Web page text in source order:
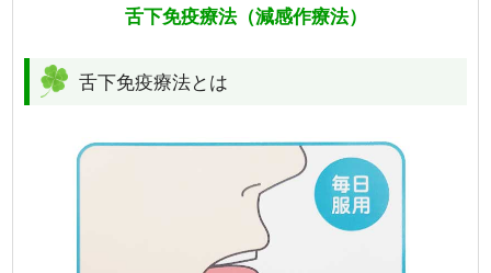
舌下免疫療法（減感作療法）
舌下免疫療法とは